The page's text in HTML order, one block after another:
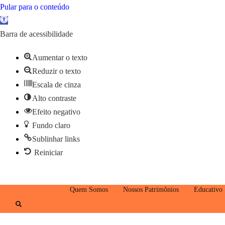
Pular para o conteúdo
Barra
de
Aberta
Barra de acessibilidade
Aumentar o texto
Reduzir o texto
Escala de cinza
Alto contraste
Efeito negativo
Fundo claro
Sublinhar links
Reiniciar
Ir
para
o
Quem Somos Nossos Patrimônios Educativo